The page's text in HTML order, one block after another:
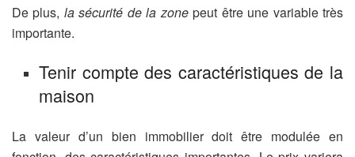
De plus, la sécurité de la zonepeut être une variable très
importante.
Tenir compte des caractéristiques de la
maison
La valeur d’un bien immobilier doit être modulée en